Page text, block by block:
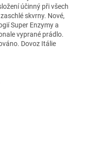
účinný při všech
skvrny. Nové,
Super Enzymy a
vyprané prádlo.
Dovoz Itálie